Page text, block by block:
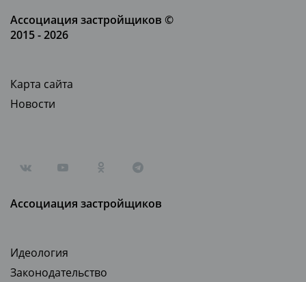
Ассоциация застройщиков ©
2015 - 2026
Карта сайта
Новости
Ассоциация застройщиков
Идеология
Законодательство